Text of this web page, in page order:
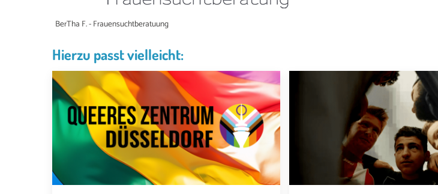
BerTha F. - Frauensuchtberatuung
Hierzu passt vielleicht: